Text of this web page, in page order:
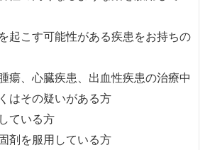
起こす可能性がある疾患をお持ちの
瘍、心臓疾患、出血性疾患の治療中
はその疑いがある方
ている方
剤を服用している方